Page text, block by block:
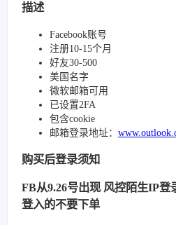
描述
Facebook账号
注册10-15个月
好友30-500
美国名字
微软邮箱可用
已设置2FA
包含cookie
邮箱登录地址：
购买后登录须知
FB从9.26号出现 风控陌生IP登
登入的不要下单